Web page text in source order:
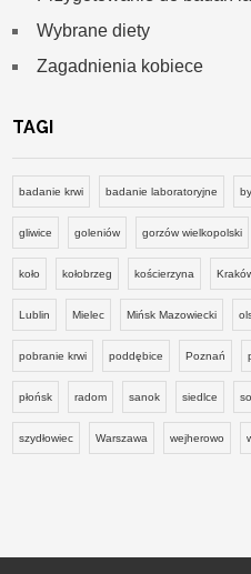
Wybrane diety
Zagadnienia kobiece
TAGI
badanie krwi badanie laboratoryjne
gliwice goleniów gorzów wielkopolski
koło kołobrzeg kościerzyna
Lublin Mielec Mińsk Mazowiecki
pobranie krwi poddębice Poznań
płońsk radom sanok siedlce
szydłowiec Warszawa wejherowo